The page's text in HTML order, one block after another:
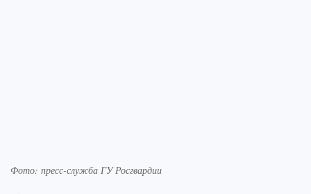
Фото: пресс-служба ГУ Росгвардии